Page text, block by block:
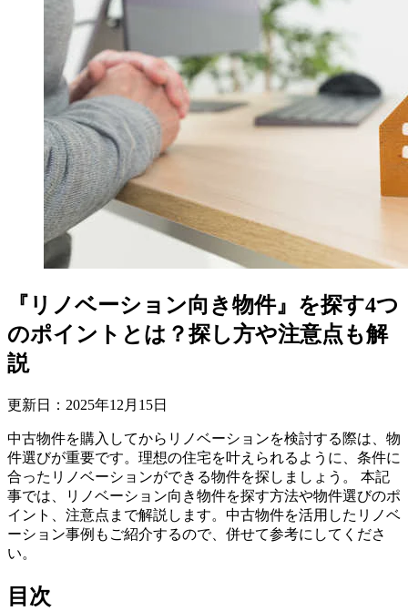
『リノベーション向き物件』を探す4つ
のポイントとは？探し方や注意点も解
説
更新日： 2025年12 月 15日
中古物件を購入してからリノベーションを検討する際は、物
件選びが重要です。理想の住宅を叶えられるように、条件に
合ったリノベーションができる物件を探しましょう。 本記
事では、リノベーション向き物件を探す方法や物件選びのポ
イント、注意点まで解説します。中古物件を活用したリノベ
ーション事例もご紹介するので、併せて参考にしてくださ
い。
目次